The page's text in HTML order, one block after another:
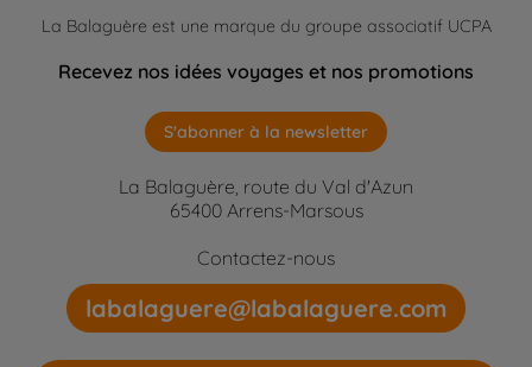
La Balaguère est une marque du groupe associatif UCPA
Recevez nos idées voyages et nos promotions
S'abonner à la newsletter
La Balaguère, route du Val d'Azun
65400 Arrens-Marsous
Contactez-nous
labalaguere@labalaguere.com